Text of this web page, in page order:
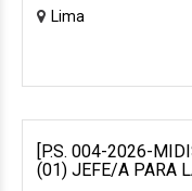
Lima
[P.S. 004-2026-
(01) JEFE/A PARA